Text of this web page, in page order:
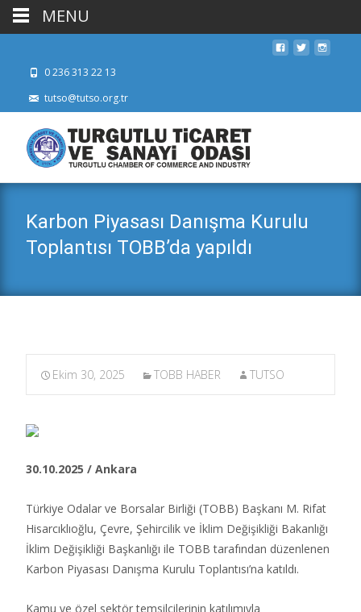
0 236 313 22 13
tutso@tutso.org.tr
Karbon Piyasası Danışma Kurulu
Toplantısı TOBB’da yapıldı
Ekim 30, 2025 TOBB HABER TUTSO
30.10.2025 / Ankara
Türkiye Odalar ve Borsalar Birliği (TOBB) Başkanı M. Rifat
Hisarcıklıoğlu, Çevre, Şehircilik ve İklim Değişikliği Bakanlığı
İklim Değişikliği Başkanlığı ile TOBB tarafından düzenlenen
Karbon Piyasası Danışma Kurulu Toplantısı’na katıldı.​
Kamu ve özel sektör temsilcilerinin katılımıyla
MENU